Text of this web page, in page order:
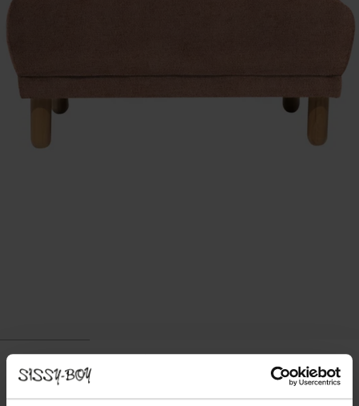
479.00